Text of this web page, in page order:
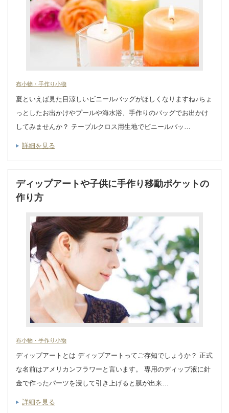
布小物・手作り小物
夏といえば見た目涼しいビニールバッグがほしくなりますね♪ちょ
っとしたお出かけやプールや海水浴、手作りのバッグでお出かけ
してみませんか？ テーブルクロス用生地でビニールバッ…
詳細を見る
ディップアートや子供に手作り移動ポケットの
作り方
布小物・手作り小物
ディップアートとは ディップアートってご存知でしょうか？ 正式
な名前はアメリカンフラワーと言います。 専用のディップ液に針
金で作ったパーツを浸して引き上げると膜が出来…
詳細を見る